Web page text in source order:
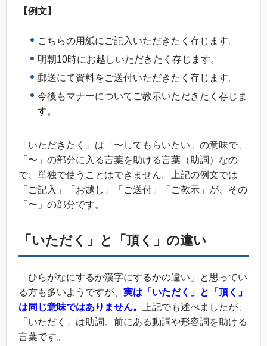
【例文】
こちらの用紙にご記入いただきたく存じます。
明朝10時にお越しいただきたく存じます。
郵送にて資料をご送付いただきたく存じます。
今後もマナーについてご教示いただきたく存じま
す。
「いただきたく」は「〜してもらいたい」の意味で、
「〜」の部分に入る言葉を助ける言葉（助詞）なの
で、単独で使うことはできません。上記の例文では
「ご記入」「お越し」「ご送付」「ご教示」が、その
「〜」の部分です。
「いただく」と「頂く」の違い
「ひらがなにするか漢字にするかの違い」と思ってい
る方も多いようですが、 実は「いただく」と「頂く」
は同じ意味ではありません。
上記でも述べましたが、
「いただく」は助詞。前にある動詞や形容詞を助ける
言葉です。